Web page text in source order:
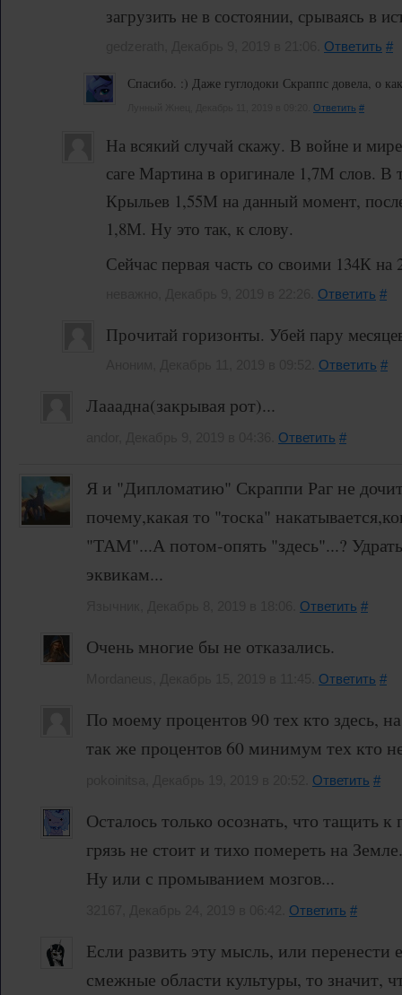
загрузить не в состоянии, срываясь в
Ответить #
Спасибо. :) Даже гуглодоки Скраппс довела, о
Ответить #
На всякий случай скажу. В войне и
саге Мартина в оригинале 1,7М слов. В
Крыльев 1,55М на данный момент,
1,8М. Ну это так, к слову.
Сейчас первая часть со своими 134К на
Ответить #
Прочитай горизонты. Убей пару
Ответить #
Лааадна(закрывая рот)...
Ответить #
Я и "Дипломатию" Скраппи Раг не
почему,какая то "тоска"
"ТАМ"...А потом-опять "здесь"...?
эквикам...
Ответить #
Очень многие бы не отказались.
Ответить #
По моему процентов 90 тех кто здесь,
так же процентов 60 минимум тех кто
Ответить #
Осталось только осознать, что тащить
грязь не стоит и тихо помереть на Земле.
Ну или с промыванием мозгов...
Ответить #
Если развить эту мысль, или перенести
смежные области культуры, то значит,